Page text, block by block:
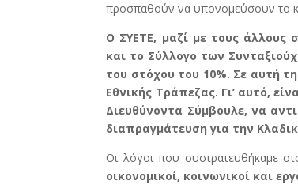
προσπαθούν να υπονομεύσουν το
Ο ΣΥΕΤΕ, μαζί με τους άλλους
και το Σύλλογο των
του στόχου του 10%. Σε αυτή
Εθνικής Τράπεζας. Γι’ αυτό,
Διευθύνοντα Σύμβουλε, να
διαπραγμάτευση για την
Οι λόγοι που συστρατευθήκαμε
οικονομικοί, κοινωνικοί και